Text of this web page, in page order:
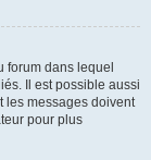
forum dans lequel
Il est possible aussi
les messages doivent
pour plus